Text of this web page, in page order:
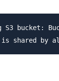
bucket: